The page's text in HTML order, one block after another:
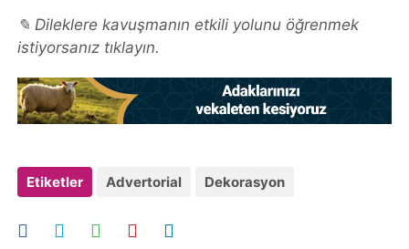
✎ Dileklere kavuşmanın etkili yolunu öğrenmek
istiyorsanız tıklayın.
Etiketler Advertorial Dekorasyon